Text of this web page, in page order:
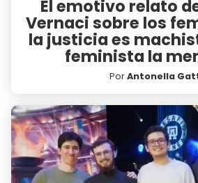
El emotivo relato
Vernaci sobre los
la justicia es
feminista la
PorAntonella